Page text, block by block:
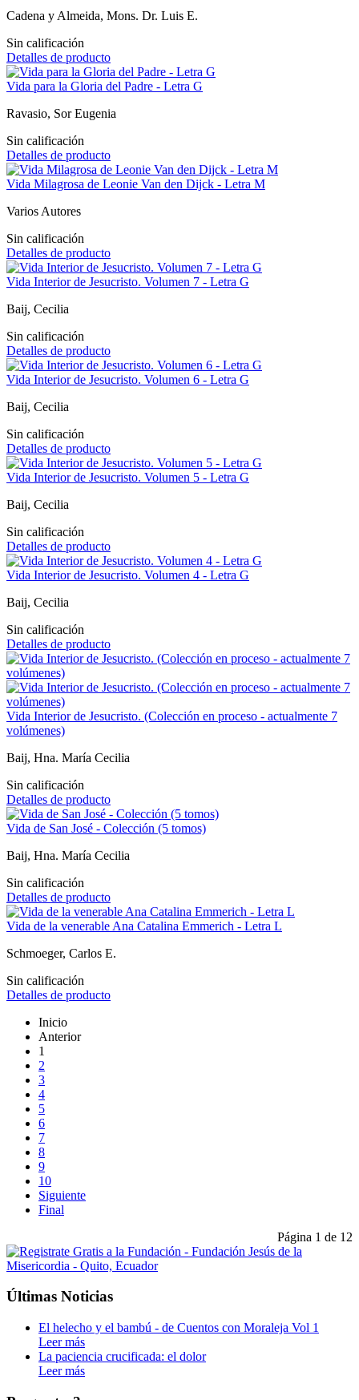
Cadena y Almeida, Mons. Dr. Luis E.
Sin calificación
Detalles de producto
Vida para la Gloria del Padre - Letra G
Ravasio, Sor Eugenia
Sin calificación
Detalles de producto
Vida Milagrosa de Leonie Van den Dijck - Letra M
Varios Autores
Sin calificación
Detalles de producto
Vida Interior de Jesucristo. Volumen 7 - Letra G
Baij, Cecilia
Sin calificación
Detalles de producto
Vida Interior de Jesucristo. Volumen 6 - Letra G
Baij, Cecilia
Sin calificación
Detalles de producto
Vida Interior de Jesucristo. Volumen 5 - Letra G
Baij, Cecilia
Sin calificación
Detalles de producto
Vida Interior de Jesucristo. Volumen 4 - Letra G
Baij, Cecilia
Sin calificación
Detalles de producto
Vida Interior de Jesucristo. (Colección en proceso - actualmente 7
volúmenes)
Baij, Hna. María Cecilia
Sin calificación
Detalles de producto
Vida de San José - Colección (5 tomos)
Baij, Hna. María Cecilia
Sin calificación
Detalles de producto
Vida de la venerable Ana Catalina Emmerich - Letra L
Schmoeger, Carlos E.
Sin calificación
Detalles de producto
Inicio
Anterior
1
2
3
4
5
6
7
8
9
10
Siguiente
Final
Página 1 de 12
Últimas Noticias
El helecho y el bambú - de Cuentos con Moraleja Vol 1
Leer más
La paciencia crucificada: el dolor
Leer más